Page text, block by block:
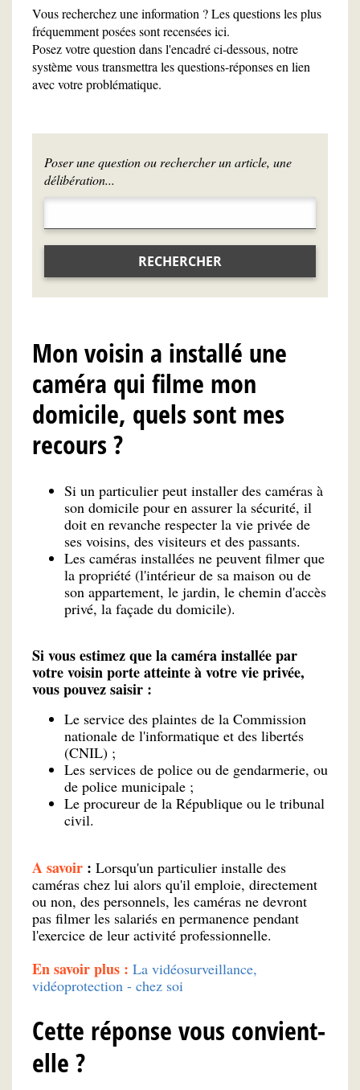
Vous recherchez une information ? Les questions les plus
fréquemment posées sont recensées ici.
Posez votre question dans l'encadré ci-dessous, notre
système vous transmettra les questions-réponses en lien
avec votre problématique.
Poser une question ou rechercher un article, une
délibération...
RECHERCHER
Mon voisin a installé une
caméra qui filme mon
domicile, quels sont mes
recours ?
Si un particulier peut installer des caméras à
son domicile pour en assurer la sécurité, il
doit en revanche respecter la vie privée de
ses voisins, des visiteurs et des passants.
Les caméras installées ne peuvent filmer que
la propriété (l'intérieur de sa maison ou de
son appartement, le jardin, le chemin d'accès
privé, la façade du domicile).
Si vous estimez que la caméra installée par
votre voisin porte atteinte à votre vie privée,
vous pouvez saisir :
Le service des plaintes de la Commission
nationale de l'informatique et des libertés
(CNIL) ;
Les services de police ou de gendarmerie, ou
de police municipale ;
Le procureur de la République ou le tribunal
civil.
A savoir : Lorsqu'un particulier installe des
caméras chez lui alors qu'il emploie, directement
ou non, des personnels, les caméras ne devront
pas filmer les salariés en permanence pendant
l'exercice de leur activité professionnelle.
En savoir plus : La vidéosurveillance,
vidéoprotection - chez soi
Cette réponse vous convient-
elle ?